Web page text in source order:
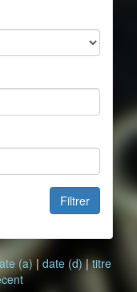
Filtrer
(a)| date (d)|titre